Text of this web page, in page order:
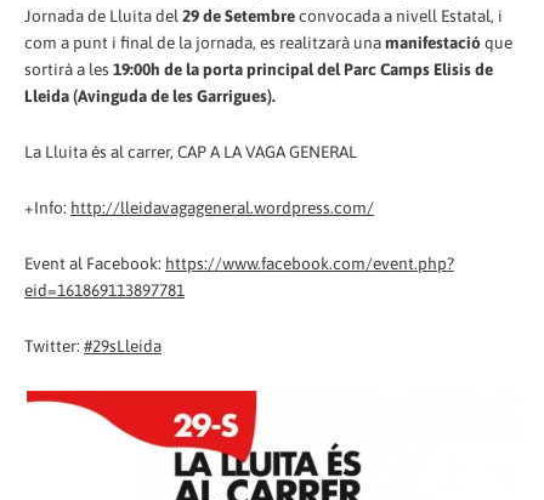
Jornada de Lluita del 29 de Setembreconvocada a nivell Estatal, i
com a punt i final de la jornada, es realitzarà unamanifestacióque
sortirà a les 19:00h de la porta principal del Parc Camps Elisis de
Lleida (Avinguda de les Garrigues).
La Lluita és al carrer, CAP A LA VAGA GENERAL
+Info: http://lleidavagageneral.wordpress.com/
Event al Facebook: https://www.facebook.com/event.php?
eid=161869113897781
Twitter: #29sLleida